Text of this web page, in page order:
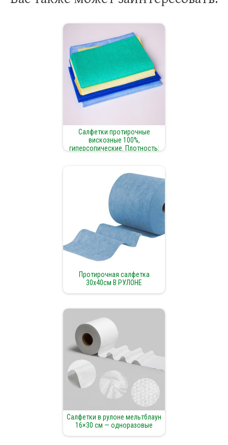
Салфетки протирочные
вискозные 100%,
гиперсопические. Плотность:
сложенные
Протирочная салфетка
30х40см В РУЛОНЕ
Салфетки в рулоне мельтблаун
16×30 см — одноразовые